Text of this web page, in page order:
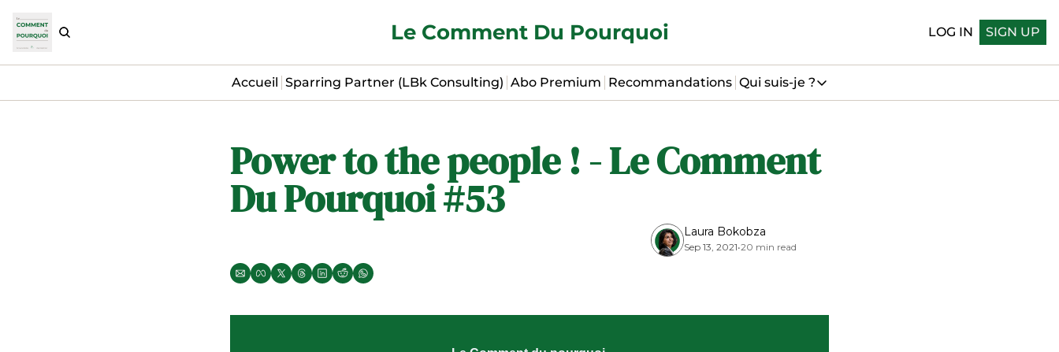
Le Comment Du Pourquoi LOG IN SIGN UP
Accueil Sparring Partner (LBk Consulting) Abo Premium Recommandations Qui suis-je ?
Qui suis-je ?
Power to the people ! - Le Comment
Du Pourquoi #53
Laura Bokobza
Sep 13, 2021•20 min read